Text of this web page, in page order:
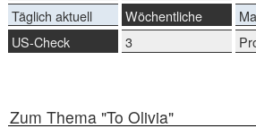
Täglich aktuell
Wöchentliche
Reihen
US-Check
3
Zum Thema "To Olivia"